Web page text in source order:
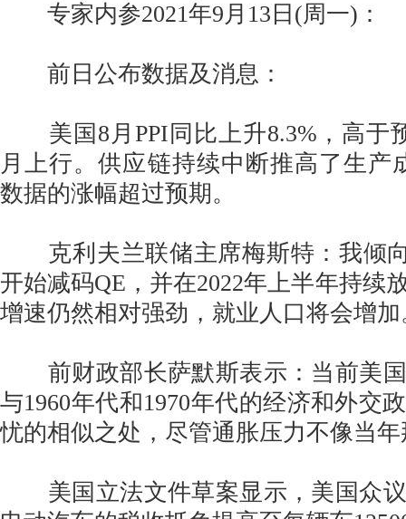
专家内参2021年9月13日(周一)：
前日公布数据及消息：
美国8月PPI同比上升8.3%，高于
月上行。供应链持续中断推高了生产
数据的涨幅超过预期。
克利夫兰联储主席梅斯特：我倾向
开始减码QE，并在2022年上半年持续
增速仍然相对强劲，就业人口将会增加
前财政部长萨默斯表示：当前美国
与1960年代和1970年代的经济和外交
忧的相似之处，尽管通胀压力不像当
美国立法文件草案显示，美国众议